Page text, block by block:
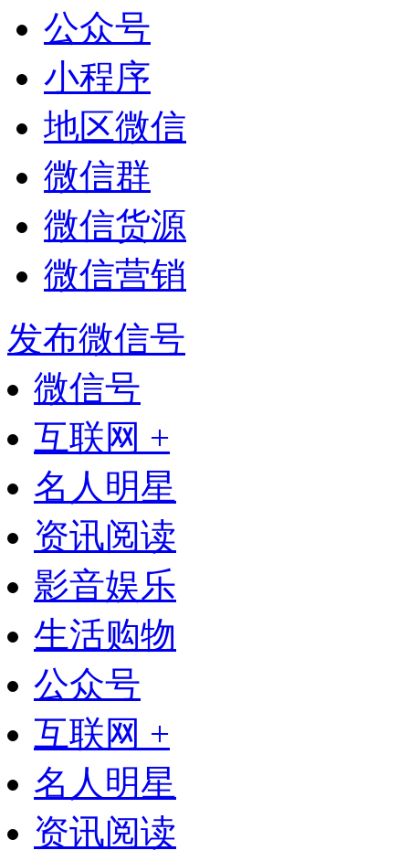
公众号
小程序
地区微信
微信群
微信货源
微信营销
发布微信号
微信号
互联网 +
名人明星
资讯阅读
影音娱乐
生活购物
公众号
互联网 +
名人明星
资讯阅读